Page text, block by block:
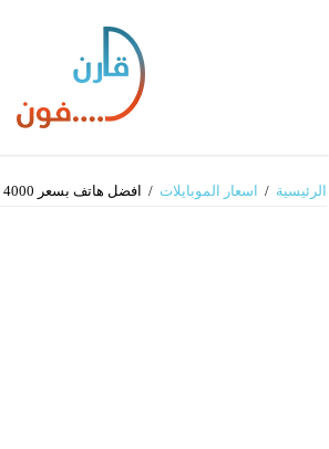
الرئيسية / اسعار الموبايلات / افضل هاتف بسعر 4000 ريال 2025